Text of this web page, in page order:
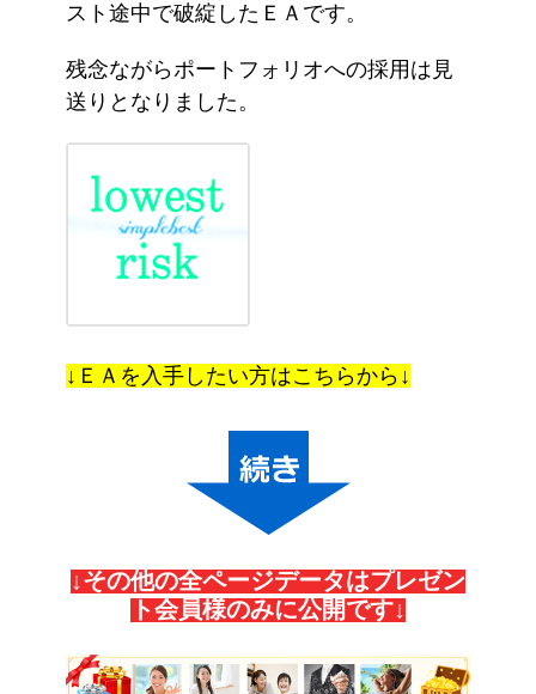
スト途中で破綻したＥＡです。
残念ながらポートフォリオへの採用は見
送りとなりました。
↓ＥＡを入手したい方はこちらから↓
↓その他の全ページデータはプレゼン
ト会員様のみに公開です↓